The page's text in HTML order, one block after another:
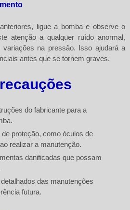
ligue a bomba e observe o
atenção a qualquer ruído anormal,
na pressão. Isso ajudará a
antes que se tornem graves.
do fabricante para a
proteção, como óculos de
realizar a manutenção.
danificadas que possam
das manutenções
futura.